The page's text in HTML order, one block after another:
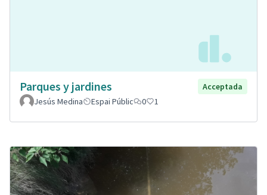
Parques y jardines
Acceptada
Jesús Medina
Espai Públic 0 1